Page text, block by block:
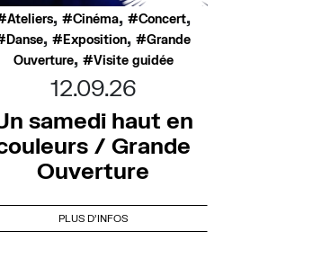
Ateliers, Cinéma, Concert,
Danse, Exposition,
Grande
Ouverture, Visite guidée
12.09.26
samedi haut en
/ Grande
Ouverture
PLUS D'INFOS